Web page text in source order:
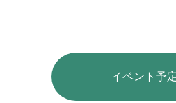
イベント予